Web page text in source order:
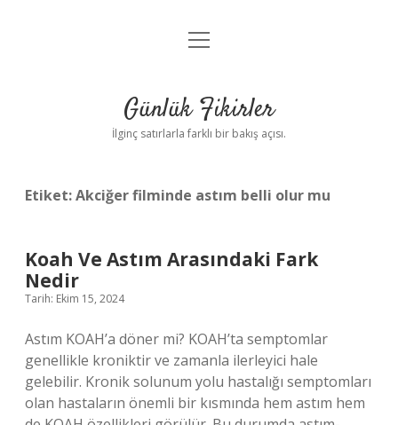
Anasayfa
Yasal Uyarı
menüyü
Günlük Fikirler
İlginç satırlarla farklı bir bakış açısı.
Etiket:Akciğer filminde astım belli olur mu
Koah Ve Astım Arasındaki Fark
Nedir
Tarih: Ekim 15, 2024
Astım KOAH’a döner mi? KOAH’ta semptomlar
genellikle kroniktir ve zamanla ilerleyici hale
gelebilir. Kronik solunum yolu hastalığı semptomları
olan hastaların önemli bir kısmında hem astım hem